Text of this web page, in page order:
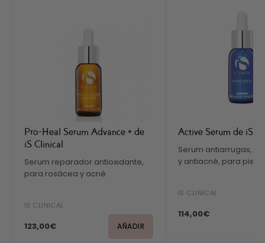
Pro-Heal Serum Advance + de
iS Clinical
Serum reparador antioxidante,
para rosácea y acné.
IS CLINICAL
123,00€ AÑADIR
Active Serum de iS
Serum antiarrugas,
y antiacné, para
IS CLINICAL
114,00€